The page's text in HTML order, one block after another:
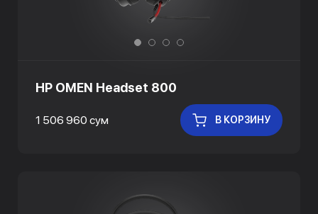
HP OMEN Headset 800
1 506 960 сум В КОРЗИНУ